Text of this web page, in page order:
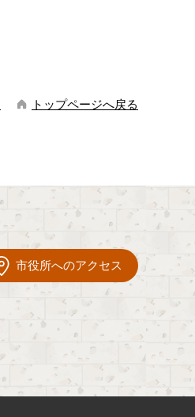
トップページへ戻る
市役所へのアクセス